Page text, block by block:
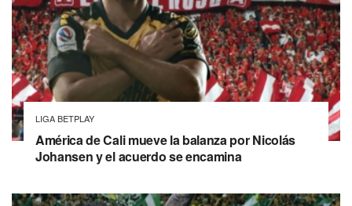
LIGA BETPLAY
América de Cali mueve la balanza por Nicolás
Johansen y el acuerdo se encamina